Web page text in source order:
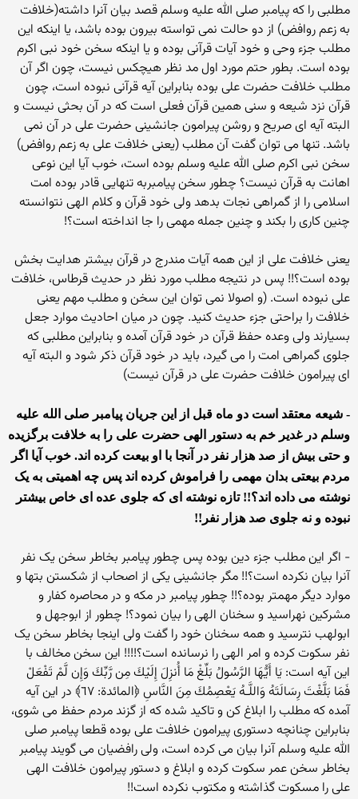
مطلبی را که پیامبر صلی الله علیه وسلم قصد بیان آنرا داشته(خلافت
به زعم روافض) از دو حالت نمی تواسته بیرون بوده باشد، یا اینکه این
مطلب جزء وحی و خود آیات قرآنی بوده و یا اینکه سخن خود نبی اکرم
بوده است. بطور حتم مورد اول مد نظر هیچکس نیست، چون اگر آن
مطلب خلافت حضرت علی بوده بنابراین آیه قرآنی نبوده است، چون
قرآن نزد شیعه و سنی همین قرآن فعلی است که در آن بحثی نیست و
البته آیه ای صریح و روشن پیرامون جانشینی حضرت علی در آن نمی
باشد. تنها می توان گفت آن مطلب (یعنی خلافت علی به زعم روافض)
سخن نبی اکرم صلی الله علیه وسلم بوده است، خوب آیا این نوعی
اهانت به قرآن نیست؟ چطور سخن پیامبربه تنهایی قادر بوده امت
اسلامی را از گمراهی نجات بدهد ولی خود قرآن و کلام الهی نتوانسته
چنین کاری را بکند و چنین جمله مهمی را جا انداخته است؟!
یعنی خلافت علی از این همه آیات مندرج در قرآن بیشتر هدایت بخش
بوده است؟!! پس در نتیجه مطلب مورد نظر در حدیث قرطاس، خلافت
علی نبوده است. (و اصولا نمی توان این سخن و مطلب مهم یعنی
خلافت را براحتی جزء حدیث کنید. چون در میان احادیث موارد جعل
بسیارند ولی وعده حفظ قرآن در خود قرآن آمده و بنابراین مطلبی که
جلوی گمراهی امت را می گیرد، باید در خود قرآن ذکر شود و البته آیه
ای پیرامون خلافت حضرت علی در قرآن نیست)
- شیعه معتقد است دو ماه قبل از این جریان پیامبر صلی الله علیه
وسلم در غدیر خم به دستور الهی حضرت علی را به خلافت برگزیده
و حتی بیش از صد هزار نفر در آنجا با او بیعت کرده اند. خوب آیا اگر
مردم بیعتی بدان مهمی را فراموش کرده اند پس چه اهمیتی به یک
نوشته می داده اند؟!! تازه نوشته ای که جلوی عده ای خاص بیشتر
نبوده و نه جلوی صد هزار نفر!!
- اگر این مطلب جزء دین بوده پس چطور پیامبر بخاطر سخن یک نفر
آنرا بیان نکرده است؟!! مگر جانشینی یکی از اصحاب از شکستن بتها و
موارد دیگر مهمتر بوده؟!! چطور پیامبر در مکه و در محاصره کفار و
مشرکین نهراسید و سخنان الهی را بیان نمود؟! چطور از ابوجهل و
ابولهب نترسید و همه سخنان خود را گفت ولی اینجا بخاطر سخن یک
نفر سکوت کرده و امر الهی را نرسانده است؟!!!! این سخن مخالف با
این آیه است: يَا أَيُّهَا الرَّ‌سُولُ بَلِّغْ مَا أُنزِلَ إِلَيْكَ مِن رَّ‌بِّكَ وَإِن لَّمْ تَفْعَلْ
فَمَا بَلَّغْتَ رِ‌سَالَتَهُ وَاللَّـهُ يَعْصِمُكَ مِنَ النَّاسِ ﴿المائدة: ٦٧﴾ در این آیه
آمده که مطلب را ابلاغ کن و تاکید شده که از گزند مردم حفظ می شوی،
بنابراین چنانچه دستوری پیرامون خلافت علی بوده قطعا پیامبر صلی
الله علیه وسلم آنرا بیان می کرده است، ولی رافضیان می گویند پیامبر
بخاطر سخن عمر سکوت کرده و ابلاغ و دستور پیرامون خلافت الهی
علی را مسکوت گذاشته و مکتوب نکرده است!!